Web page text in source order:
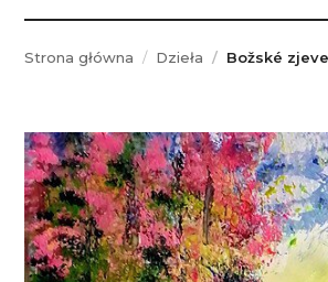
Strona główna Dzieła Božské